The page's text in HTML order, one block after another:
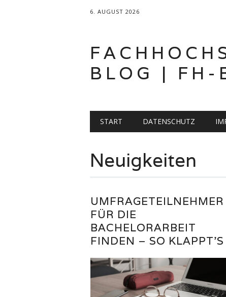
6. AUGUST 2026
BLOG | FH-
Hauptmenü
START DATENSCHUTZ
Neuigkeiten
UMFRAGETEILNEHMER
FÜR DIE
BACHELORARBEIT
FINDEN – SO KLAPPT’S